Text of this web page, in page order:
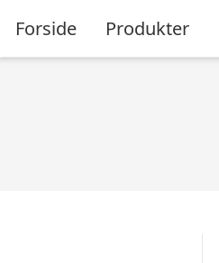
Forside Produkter